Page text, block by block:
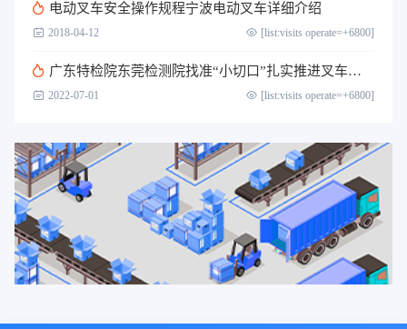
电动叉车安全操作规程宁波电动叉车详细介绍
2018-04-12 [list:visits operate=+6800]
广东特检院东莞检测院找准“小切口”扎实推进叉车司机作业人员取证考核工作
2022-07-01 [list:visits operate=+6800]